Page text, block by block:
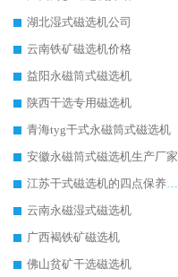
湖北湿式磁选机公司
云南铁矿磁选机价格
益阳永磁筒式磁选机
陕西干选专用磁选机
青海tyg干式永磁筒式磁选机
安徽永磁筒式磁选机生产厂家
江苏干式磁选机的四点保养秘籍
云南永磁湿式磁选机
广西褐铁矿磁选机
佛山贫矿干选磁选机